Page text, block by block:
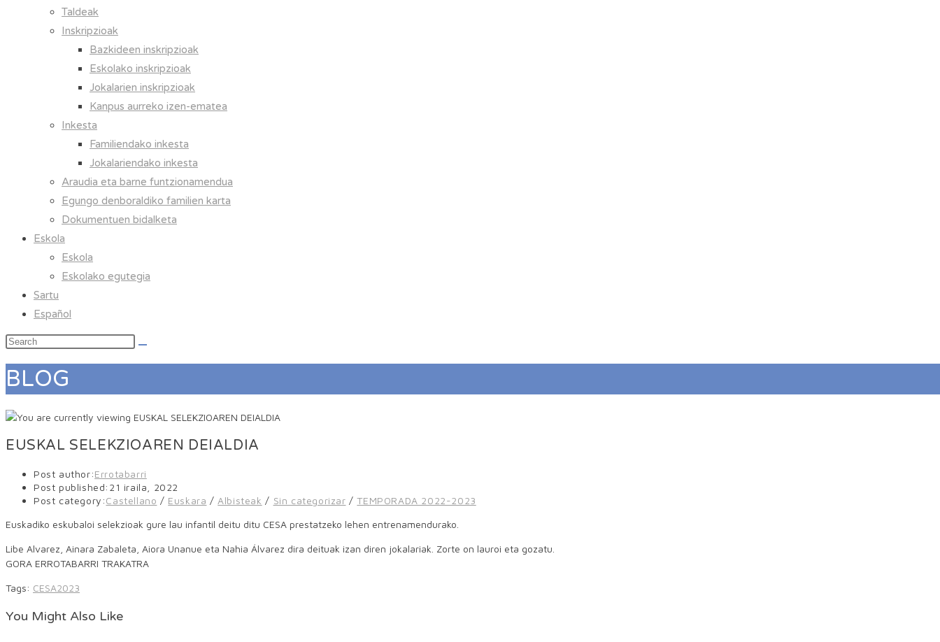
Taldeak
Inskripzioak
Bazkideen inskripzioak
Eskolako inskripzioak
Jokalarien inskripzioak
Kanpus aurreko izen-ematea
Inkesta
Familiendako inkesta
Jokalariendako inkesta
Araudia eta barne funtzionamendua
Egungo denboraldiko familien karta
Dokumentuen bidalketa
Eskola
Eskola
Eskolako egutegia
Sartu
Español
BLOG
EUSKAL SELEKZIOAREN DEIALDIA
Post author:Errotabarri
Post published: 21 iraila, 2022
Post category:Castellano / Euskara / Albisteak / Sin categorizar / TEMPORADA 2022-2023
Euskadiko eskubaloi selekzioak gure lau infantil deitu ditu CESA prestatzeko lehen entrenamendurako.
Libe Alvarez, Ainara Zabaleta, Aiora Unanue eta Nahia Álvarez dira deituak izan diren jokalariak. Zorte on lauroi eta gozatu.
GORA ERROTABARRI TRAKATRA
Tags: CESA2023
You Might Also Like